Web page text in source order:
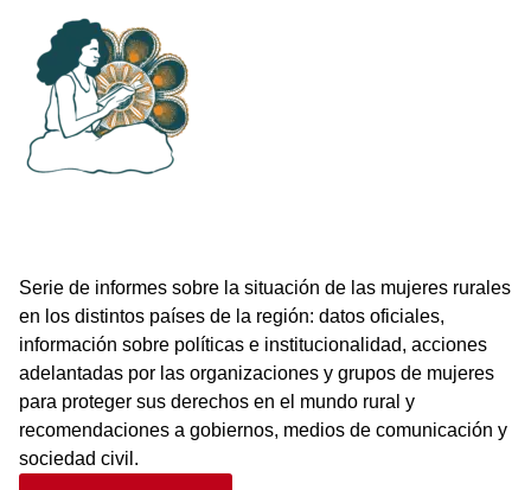
Serie de informes sobre la situación de las mujeres rurales
en los distintos países de la región: datos oficiales,
información sobre políticas e institucionalidad, acciones
adelantadas por las organizaciones y grupos de mujeres
para proteger sus derechos en el mundo rural y
recomendaciones a gobiernos, medios de comunicación y
sociedad civil.